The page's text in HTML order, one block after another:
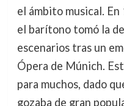
el ámbito musical. En
el barítono tomó la
escenarios tras un
Ópera de Múnich.
para muchos, dado
gozaba de gran